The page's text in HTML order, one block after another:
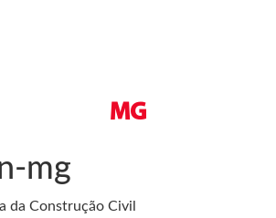
mg
da Construção Civil